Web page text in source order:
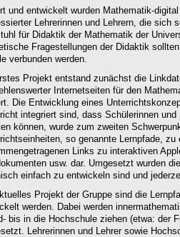
und entwickelt wurden Mathematik-
Lehrerinnen und Lehrern, die sich
für Didaktik der Mathematik der
Fragestellungen der Didaktik
verbunden werden.
Projekt entstand zunächst die
Internetseiten für den
Die Entwicklung eines
integriert sind, dass Schülerinnen
können, wurde zum zweiten
so genannte Lernpfade,
Links zu interaktiven
usw. dar. Umgesetzt wurden
einfach zu entwickeln sind und
Projekt der Gruppe sind die
werden. Dabei werden
bis in die Hochschule ziehen (etwa: der
Lehrerinnen und Lehrer sowie